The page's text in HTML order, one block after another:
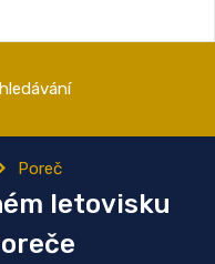
Poreč
letovisku